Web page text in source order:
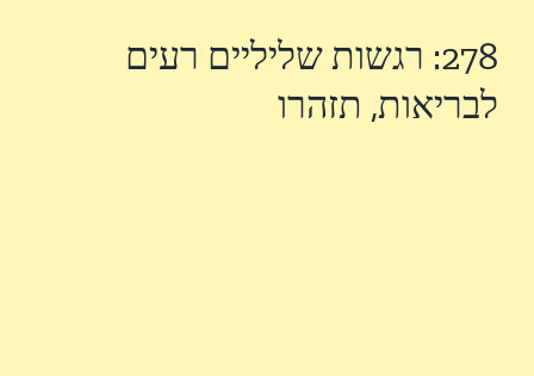
278: רגשות שליליים רעים
לבריאות, תזהרו